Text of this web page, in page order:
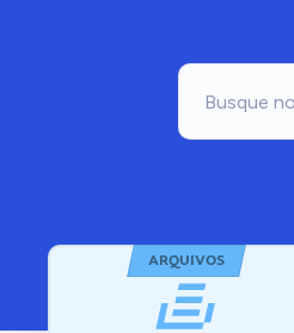
ARQUIVOS